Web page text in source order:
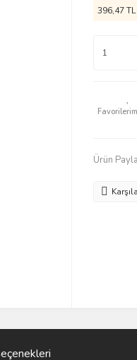
396,47
Ürün